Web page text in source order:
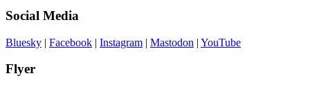
Social Media
Bluesky | Facebook | Instagram | Mastodon | YouTube
Flyer